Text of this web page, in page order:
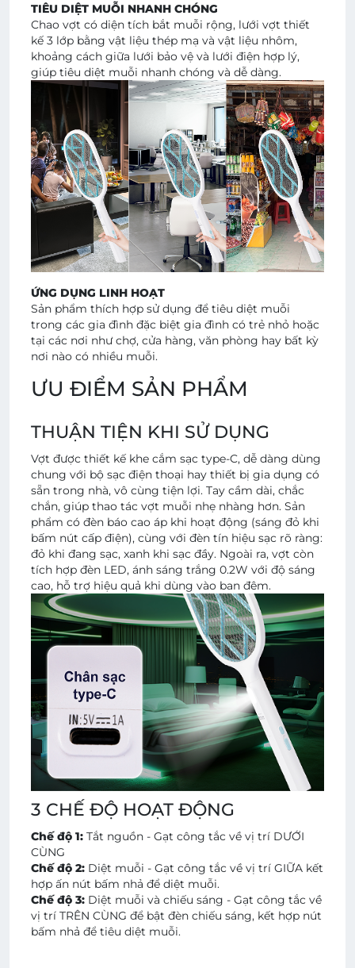
TIÊU DIỆT MUỖI NHANH CHÓNG
Chao vợt có diện tích bắt muỗi rộng, lưới vợt thiết
kế 3 lớp bằng vật liệu thép mạ và vật liệu nhôm,
khoảng cách giữa lưới bảo vệ và lưới điện hợp lý,
giúp tiêu diệt muỗi nhanh chóng và dễ dàng.
ỨNG DỤNG LINH HOẠT
Sản phẩm thích hợp sử dụng để tiêu diệt muỗi
trong các gia đình đặc biệt gia đình có trẻ nhỏ hoặc
tại các nơi như chợ, cửa hàng, văn phòng hay bất kỳ
nơi nào có nhiều muỗi.
ƯU ĐIỂM SẢN PHẨM
THUẬN TIỆN KHI SỬ DỤNG
Vợt được thiết kế khe cắm sạc type-C, dễ dàng dùng
chung với bộ sạc điện thoại hay thiết bị gia dụng có
sẵn trong nhà, vô cùng tiện lợi. Tay cầm dài, chắc
chắn, giúp thao tác vợt muỗi nhẹ nhàng hơn. Sản
phẩm có đèn báo cao áp khi hoạt động (sáng đỏ khi
bấm nút cấp điện), cùng với đèn tín hiệu sạc rõ ràng:
đỏ khi đang sạc, xanh khi sạc đầy. Ngoài ra, vợt còn
tích hợp đèn LED, ánh sáng trắng 0.2W với độ sáng
cao, hỗ trợ hiệu quả khi dùng vào ban đêm.
3 CHẾ ĐỘ HOẠT ĐỘNG
Chế độ 1: Tắt nguồn - Gạt công tắc về vị trí DƯỚI
CÙNG
Chế độ 2: Diệt muỗi - Gạt công tắc về vị trí GIỮA kết
hợp ấn nút bấm nhả để diệt muỗi.
Chế độ 3: Diệt muỗi và chiếu sáng - Gạt công tắc về
vị trí TRÊN CÙNG để bật đèn chiếu sáng, kết hợp nút
bấm nhả để tiêu diệt muỗi.